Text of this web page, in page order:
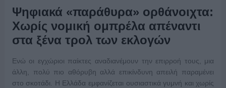
Ψηφιακά «παράθυρα» ορθάνοιχτα:
Χωρίς νομική ομπρέλα απέναντι
στα ξένα τρολ των εκλογών
Ενώ οι εγχώριοι παίκτες αναδιανέμουν την επιρροή τους, μια
άλλη, πολύ πιο αθόρυβη αλλά επικίνδυνη απειλή παραμένει
στο σκοτάδι. Η Ελλάδα εμφανίζεται ουσιαστικά γυμνή και χωρίς